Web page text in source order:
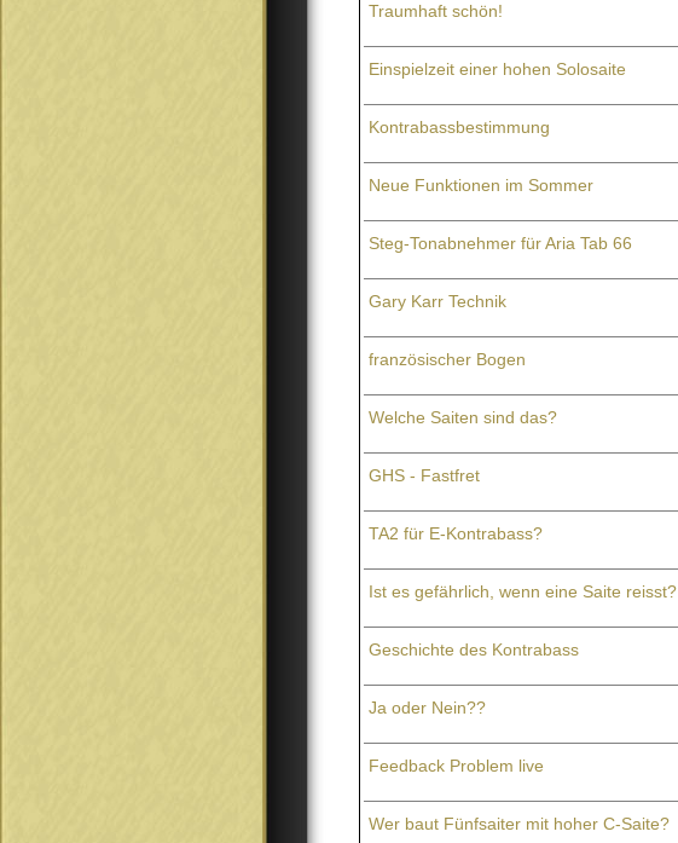
Traumhaft schön!
Einspielzeit einer hohen Solosaite
Kontrabassbestimmung
Neue Funktionen im Sommer
Steg-Tonabnehmer für Aria Tab 66
Gary Karr Technik
französischer Bogen
Welche Saiten sind das?
GHS - Fastfret
TA2 für E-Kontrabass?
Ist es gefährlich, wenn eine Saite reisst?
Geschichte des Kontrabass
Ja oder Nein??
Feedback Problem live
Wer baut Fünfsaiter mit hoher C-Saite?